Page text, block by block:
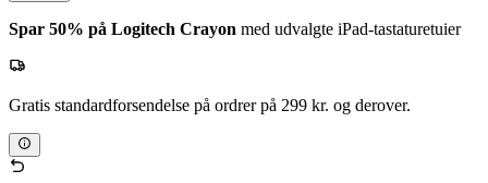
Spar 50% på Logitech Crayon med udvalgte iPad-tastaturetuier
Gratis standardforsendelse på ordrer på 299 kr. og derover.